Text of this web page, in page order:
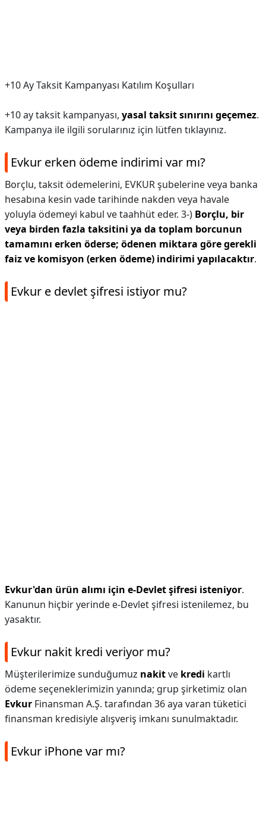
+10 Ay Taksit Kampanyası Katılım Koşulları
+10 ay taksit kampanyası, yasal taksit sınırını geçemez.
Kampanya ile ilgili sorularınız için lütfen tıklayınız.
Evkur erken ödeme indirimi var mı?
Borçlu, taksit ödemelerini, EVKUR şubelerine veya banka
hesabına kesin vade tarihinde nakden veya havale
yoluyla ödemeyi kabul ve taahhüt eder. 3-) Borçlu, bir
veya birden fazla taksitini ya da toplam borcunun
tamamını erken öderse; ödenen miktara göre gerekli
faiz ve komisyon (erken ödeme) indirimi yapılacaktır.
Evkur e devlet şifresi istiyor mu?
Evkur'dan ürün alımı için e-Devlet şifresi isteniyor.
Kanunun hiçbir yerinde e-Devlet şifresi istenilemez, bu
yasaktır.
Evkur nakit kredi veriyor mu?
Müşterilerimize sunduğumuz nakitve kredi kartlı
ödeme seçeneklerimizin yanında; grup şirketimiz olan
Evkur Finansman A.Ş. tarafından 36 aya varan tüketici
finansman kredisiyle alışveriş imkanı sunulmaktadır.
Evkur iPhone var mı?